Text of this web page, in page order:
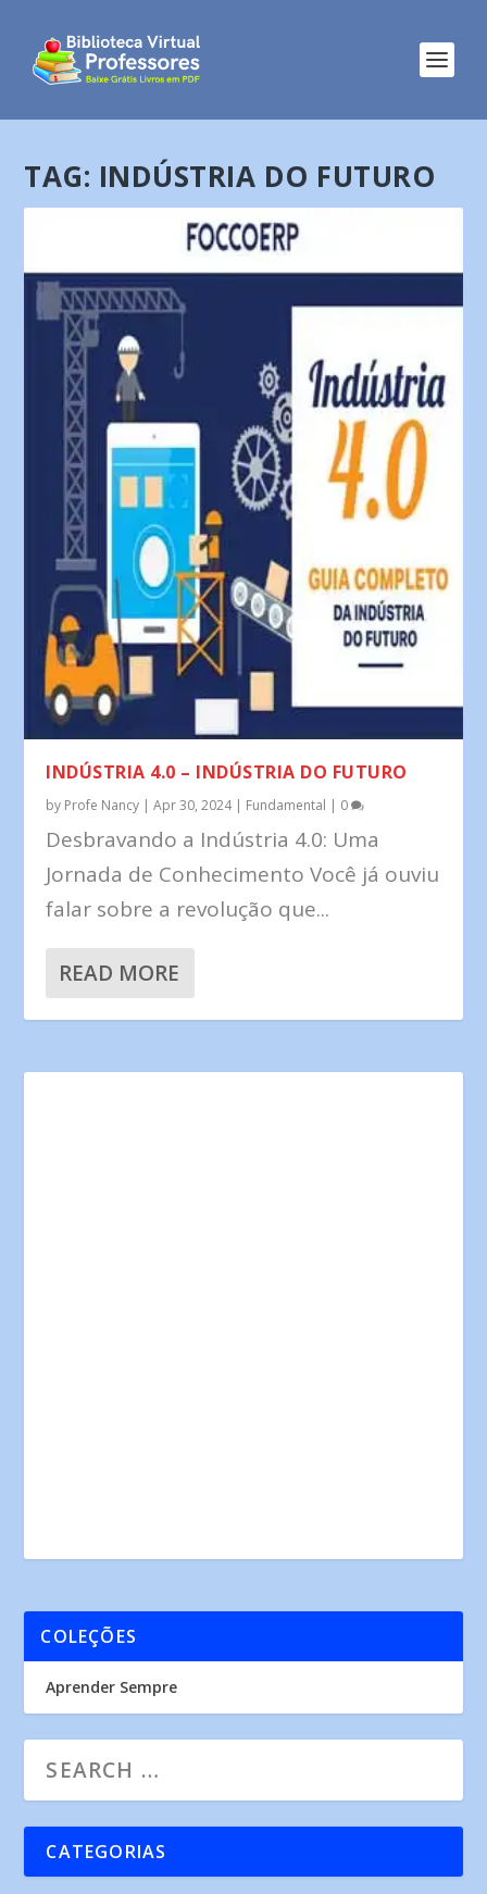
TAG: INDÚSTRIA DO FUTURO
INDÚSTRIA 4.0 – INDÚSTRIA DO FUTURO
by Profe Nancy |Apr 30, 2024| Fundamental | 0
Desbravando a Indústria 4.0: Uma
Jornada de Conhecimento Você já ouviu
falar sobre a revolução que...
READ MORE
COLEÇÕES
Aprender Sempre
CATEGORIAS